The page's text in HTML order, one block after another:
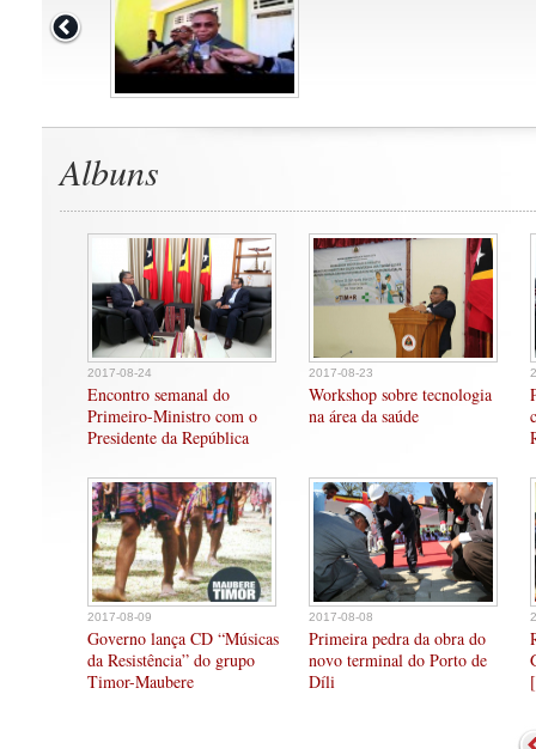
Albuns
2017-08-24
Encontro semanal do
Primeiro-Ministro com o
Presidente da República
2017-08-23
Workshop sobre tecnologia
na área da saúde
2017-08-09
Governo lança CD “Músicas
da Resistência” do grupo
Timor-Maubere
2017-08-08
Primeira pedra da obra do
novo terminal do Porto de
Díli